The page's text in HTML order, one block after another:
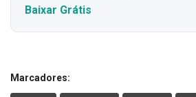
Baixar Grátis
Marcadores: